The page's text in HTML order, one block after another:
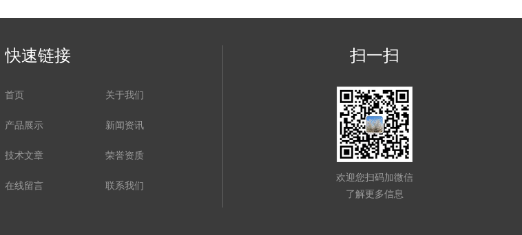
快速链接
首页 关于我们
产品展示 新闻资讯
技术文章 荣誉资质
在线留言 联系我们
扫一扫
欢迎您扫码加微信
了解更多信息